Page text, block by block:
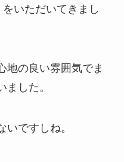
いただいてきまし
地の良い雰囲気でま
した。
いですしね。